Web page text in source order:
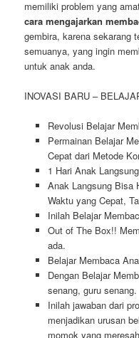
memiliki problem yang
cara mengajarkan
gembira, karena sekarang
semuanya, yang ingin
untuk anak anda.
INOVASI BARU –
Revolusi Belajar
Permainan Belajar
Cepat dari Metode
1 Hari Anak
Anak Langsung Bisa
Waktu yang Cepat,
Inilah Belajar
Out of The Box!!
ada.
Belajar Membaca
Dengan Belajar
senang, guru senang.
Inilah jawaban dari
menjadikan urusan
momok yang